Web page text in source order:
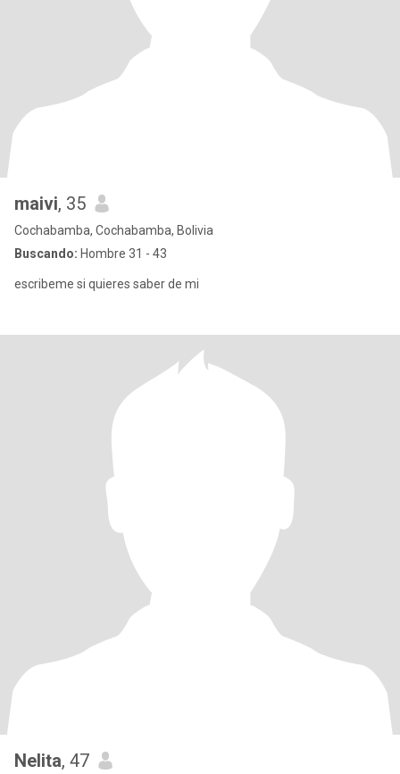
maivi, 35
Cochabamba, Cochabamba, Bolivia
Buscando: Hombre 31 - 43
escribeme si quieres saber de mi
Nelita, 47